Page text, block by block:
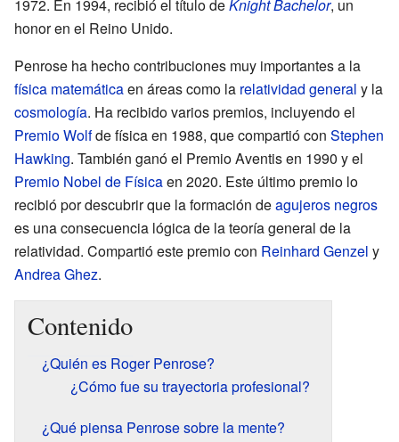
1972. En 1994, recibió el título deKnight Bachelor, un
honor en el Reino Unido.
Penrose ha hecho contribuciones muy importantes a la
física matemáticaen áreas como la relatividad general y la
cosmología. Ha recibido varios premios, incluyendo el
Premio Wolfde física en 1988, que compartió con Stephen
Hawking. También ganó el Premio Aventis en 1990 y el
Premio Nobel de Físicaen 2020. Este último premio lo
recibió por descubrir que la formación deagujeros negros
es una consecuencia lógica de la teoría general de la
relatividad. Compartió este premio con Reinhard Genzel y
Andrea Ghez.
Contenido
¿Quién es Roger Penrose?
¿Cómo fue su trayectoria profesional?
¿Qué piensa Penrose sobre la mente?